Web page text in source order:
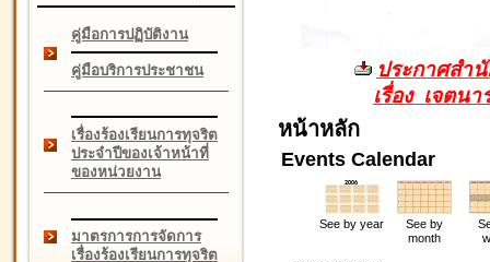
คู่มือการปฏิบัติงาน
คู่มือบริการประชาชน
เรื่องร้องเรียนการทุจริต
ประจำปีของเจ้าหน้าที่
ของหน่วยงาน
มาตรการการจัดการ
เรื่องร้องเรียนการทุจริต
ประกาศสำ
เรื่อง เจตน
หน้าหลัก
Events Calendar
See by year
See by
month